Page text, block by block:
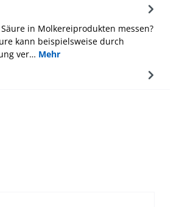
in Molkereiprodukten messen?
kann beispielsweise durch
ver… Mehr